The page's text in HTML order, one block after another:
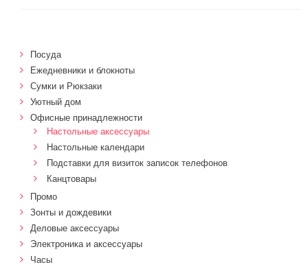
Посуда
Ежедневники и блокноты
Сумки и Рюкзаки
Уютный дом
Офисные принадлежности
Настольные аксессуары
Настольные календари
Подставки для визиток записок телефонов
Канцтовары
Промо
Зонты и дождевики
Деловые аксессуары
Электроника и аксессуары
Часы